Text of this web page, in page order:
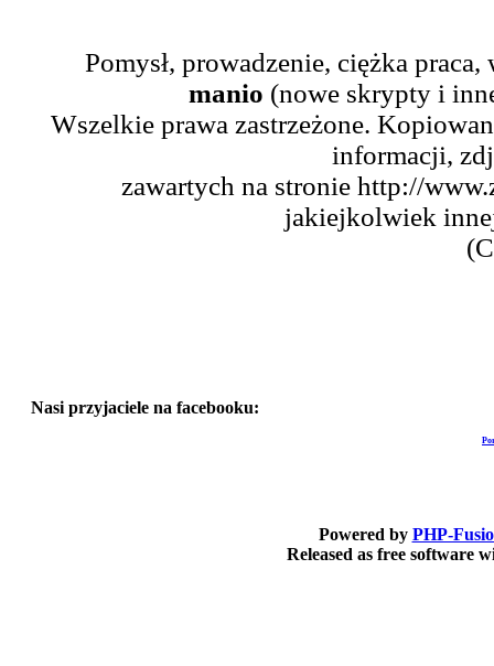
Pomysł, prowadzenie, ciężka
manio (nowe skrypty i
Wszelkie prawa zastrzeżone.
informacji,
zawartych na stronie http://
jakiejkolwiek
Nasi przyjaciele na facebooku:
Powered by PHP-
Released as free software